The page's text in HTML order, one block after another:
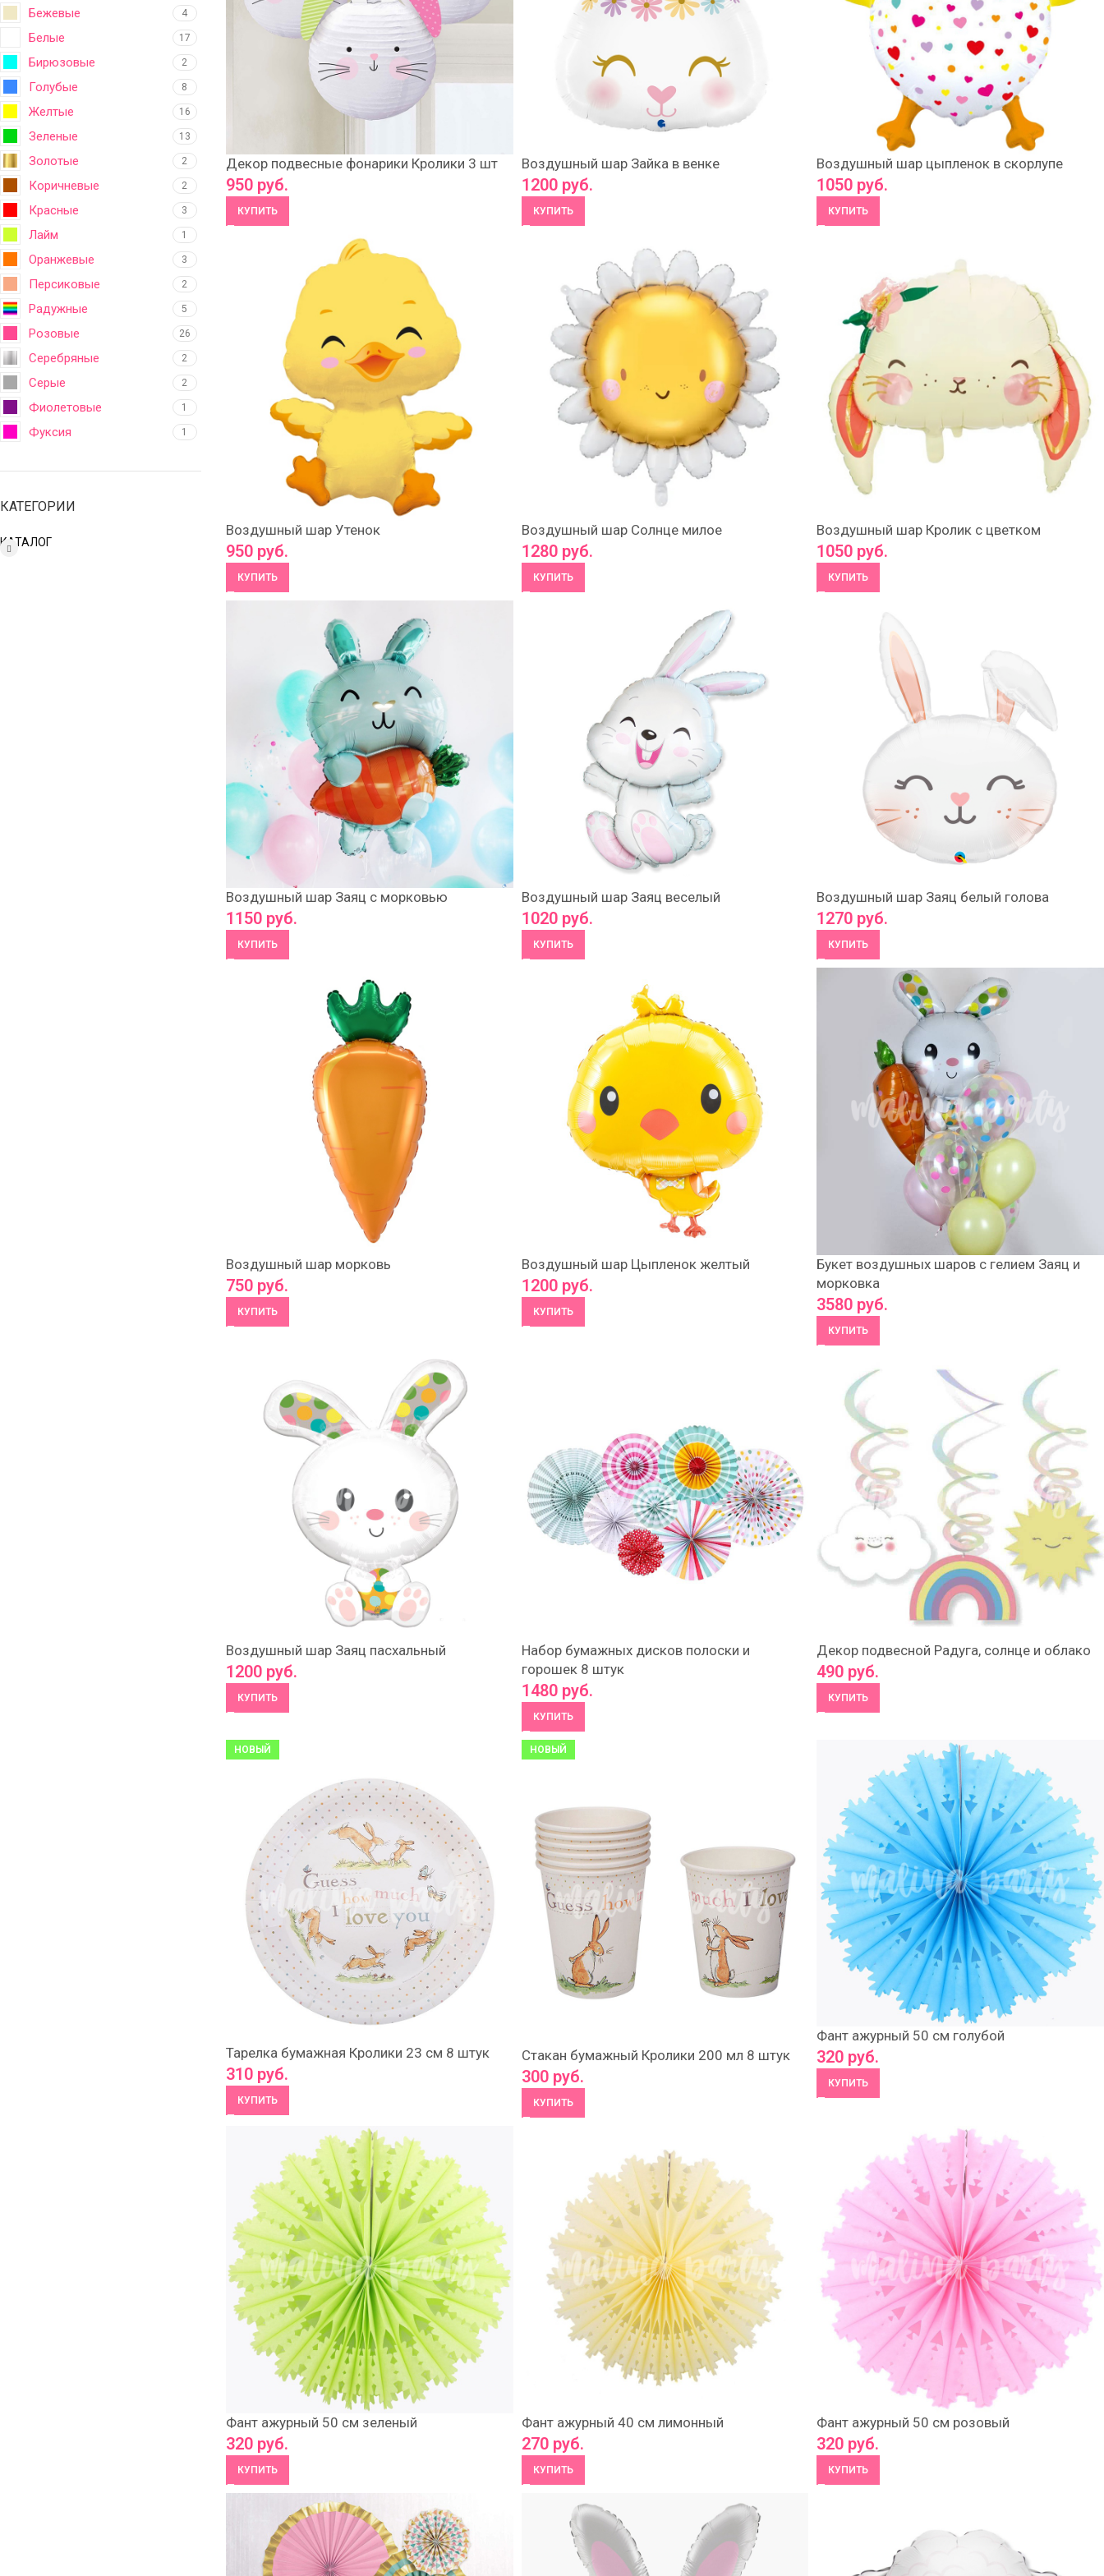
Бежевые 4
Белые 17
Бирюзовые 2
Голубые 8
Желтые 16
Зеленые 13
Золотые 2
Коричневые 2
Красные 3
Лайм 1
Оранжевые 3
Персиковые 2
Радужные 5
Розовые 26
Серебряные 2
Серые 2
Фиолетовые 1
Фуксия 1
КАТЕГОРИИ
КАТАЛОГ
Декор подвесные фонарики Кролики 3 шт
950руб.
КУПИТЬ
Воздушный шар Зайка в венке
1200руб.
КУПИТЬ
Воздушный шар цыпленок в скорлупе
1050 руб.
КУПИТЬ
Воздушный шар Утенок
950руб.
КУПИТЬ
Воздушный шар Солнце милое
1280руб.
КУПИТЬ
Воздушный шар Кролик с цветком
1050 руб.
КУПИТЬ
Воздушный шар Заяц с морковью
1150руб.
КУПИТЬ
Воздушный шар Заяц веселый
1020руб.
КУПИТЬ
Воздушный шар Заяц белый голова
1270 руб.
КУПИТЬ
Воздушный шар морковь
750руб.
КУПИТЬ
Воздушный шар Цыпленок желтый
1200руб.
КУПИТЬ
Букет воздушных шаров с гелием Заяц и
морковка
3580 руб.
КУПИТЬ
Воздушный шар Заяц пасхальный
1200руб.
КУПИТЬ
Набор бумажных дисков полоски и
горошек 8 штук
1480руб.
КУПИТЬ
Декор подвесной Радуга, солнце и облако
490 руб.
КУПИТЬ
НОВЫЙ
Тарелка бумажная Кролики 23 см 8 штук
310руб.
КУПИТЬ
НОВЫЙ
Стакан бумажный Кролики 200 мл 8 штук
300руб.
КУПИТЬ
Фант ажурный 50 см голубой
320 руб.
КУПИТЬ
Фант ажурный 50 см зеленый
320руб.
КУПИТЬ
Фант ажурный 40 см лимонный
270руб.
КУПИТЬ
Фант ажурный 50 см розовый
320 руб.
КУПИТЬ